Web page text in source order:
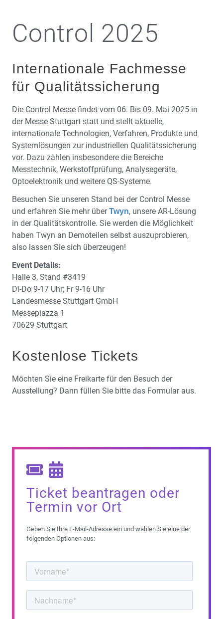
Control 2025
Internationale Fachmesse
für Qualitätssicherung
Die Control Messe findet vom 06. Bis 09. Mai 2025 in
der Messe Stuttgart statt und stellt aktuelle,
internationale Technologien, Verfahren, Produkte und
Systemlösungen zur industriellen Qualitätssicherung
vor. Dazu zählen insbesondere die Bereiche
Messtechnik, Werkstoffprüfung, Analysegeräte,
Optoelektronik und weitere QS-Systeme.
Besuchen Sie unseren Stand bei der Control Messe
und erfahren Sie mehr überTwyn, unsere AR-Lösung
in der Qualitätskontrolle. Sie werden die Möglichkeit
haben Twyn an Demoteilen selbst auszuprobieren,
also lassen Sie sich überzeugen!
Event Details:
Halle 3, Stand #3419
Di-Do 9-17 Uhr; Fr 9-16 Uhr
Landesmesse Stuttgart GmbH
Messepiazza 1
70629 Stuttgart
Kostenlose Tickets
Möchten Sie eine Freikarte für den Besuch der
Ausstellung? Dann füllen Sie bitte das Formular aus.
Ticket beantragen oder
Termin vor Ort
Geben Sie Ihre E-Mail-Adresse ein und wählen Sie eine der
folgenden Optionen aus: